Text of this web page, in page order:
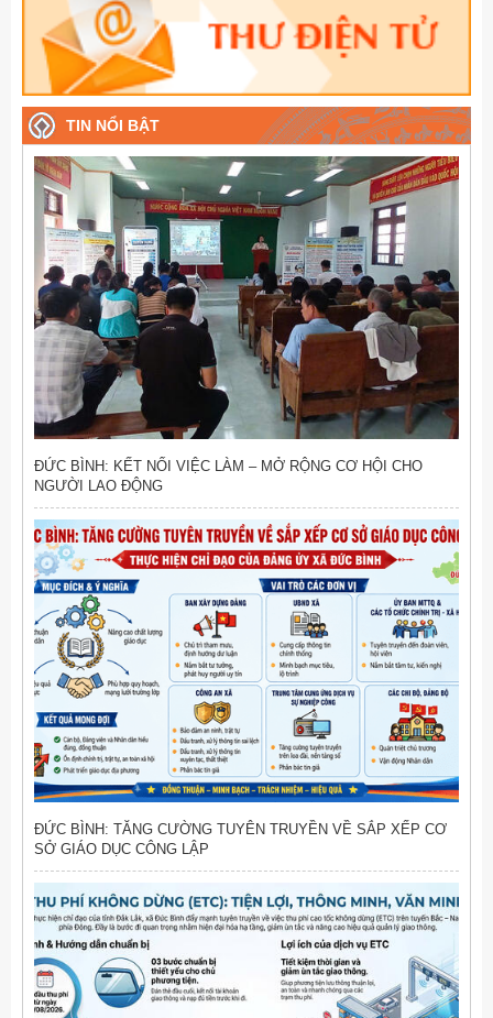
TIN NỔI BẬT
ĐỨC BÌNH: KẾT NỐI VIỆC LÀM – MỞ RỘNG CƠ HỘI CHO
NGƯỜI LAO ĐỘNG
ĐỨC BÌNH: TĂNG CƯỜNG TUYÊN TRUYỀN VỀ SẮP XẾP CƠ
SỞ GIÁO DỤC CÔNG LẬP